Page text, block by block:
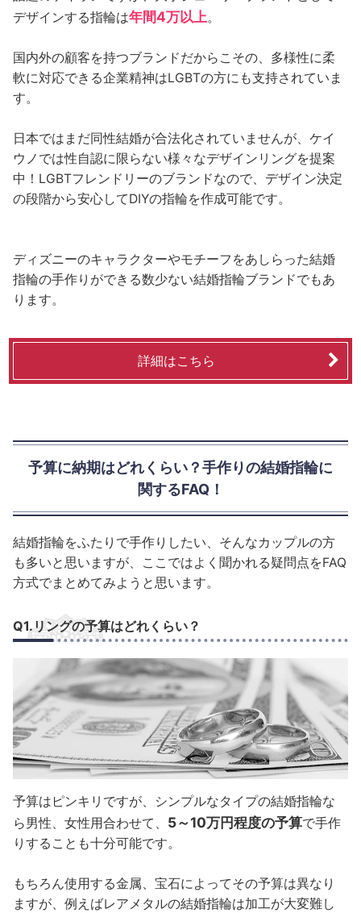
デザインする指輪は年間4万以上。
国内外の顧客を持つブランドだからこその、多様性に柔
軟に対応できる企業精神はLGBTの方にも支持されていま
す。
日本ではまだ同性結婚が合法化されていませんが、ケイ
ウノでは性自認に限らない様々なデザインリングを提案
中！LGBTフレンドリーのブランドなので、デザイン決定
の段階から安心してDIYの指輪を作成可能です。
ディズニーのキャラクターやモチーフをあしらった結婚
指輪の手作りができる数少ない結婚指輪ブランドでもあ
ります。
詳細はこちら
予算に納期はどれくらい？手作りの結婚指輪に
関するFAQ！
結婚指輪をふたりで手作りしたい、そんなカップルの方
も多いと思いますが、ここではよく聞かれる疑問点をFAQ
方式でまとめてみようと思います。
Q1.リングの予算はどれくらい？
予算はピンキリですが、シンプルなタイプの結婚指輪な
ら男性、女性用合わせて、 5～10万円程度の予算で手作
りすることも十分可能です。
もちろん使用する金属、宝石によってその予算は異なり
ますが、例えばレアメタルの結婚指輪は加工が大変難し